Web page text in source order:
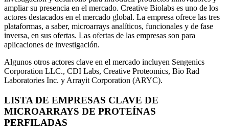
ampliar su presencia en el mercado. Creative Biolabs es uno de los
actores destacados en el mercado global. La empresa ofrece las tres
plataformas, a saber, microarrays analíticos, funcionales y de fase
inversa, en sus ofertas. Las ofertas de las empresas son para
aplicaciones de investigación.
Algunos otros actores clave en el mercado incluyen Sengenics
Corporation LLC., CDI Labs, Creative Proteomics, Bio Rad
Laboratories Inc. y Arrayit Corporation (ARYC).
LISTA DE EMPRESAS CLAVE DE
MICROARRAYS DE PROTEÍNAS
PERFILADAS